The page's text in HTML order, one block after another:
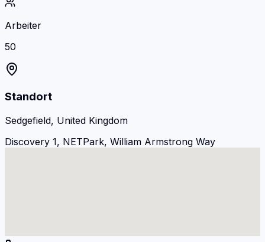
Arbeiter
50
Standort
Sedgefield, United Kingdom
Discovery 1, NETPark, William Armstrong Way